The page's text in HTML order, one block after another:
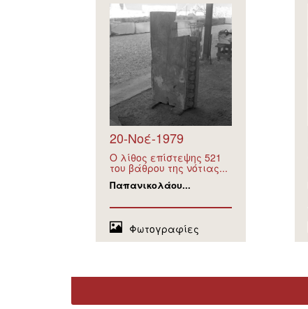
20-Νοέ-1979
Ο λίθος επίστεψης 521
του βάθρου της νότιας...
Παπανικολάου...
Φωτογραφίες